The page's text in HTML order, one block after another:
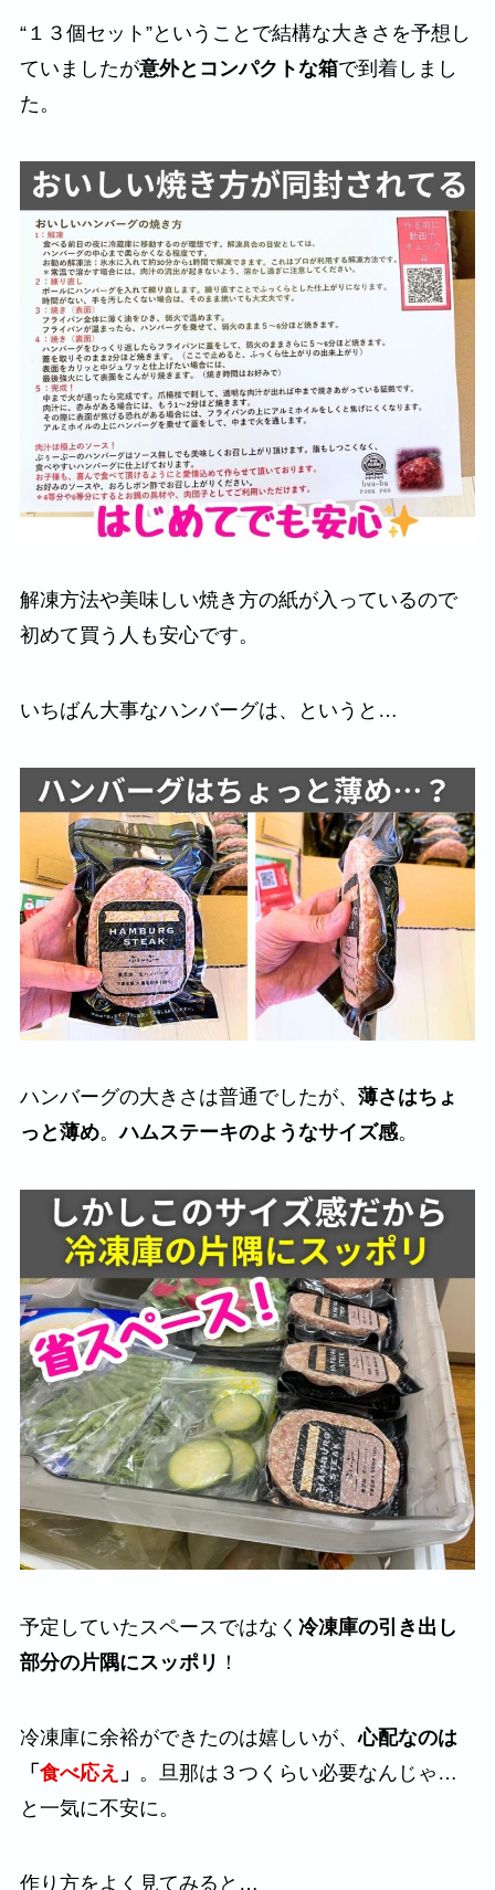
“１３個セット”ということで結構な大きさを予想し
ていましたが意外とコンパクトな箱で到着しまし
た。
解凍方法や美味しい焼き方の紙が入っているので
初めて買う人も安心です。
いちばん大事なハンバーグは、というと…
ハンバーグの大きさは普通でしたが、 薄さはちょ
っと薄め。ハムステーキのようなサイズ感。
予定していたスペースではなく 冷凍庫の引き出し
部分の片隅にスッポリ ！
冷凍庫に余裕ができたのは嬉しいが、心配なのは
「 食べ応え 」 。旦那は３つくらい必要なんじゃ…
と一気に不安に。
作り方をよく見てみると…